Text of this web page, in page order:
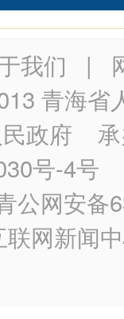
我们 |
青海省
政府 承
号-4号
公网安备
联网新闻